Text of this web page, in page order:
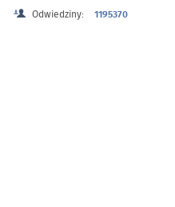
Odwiedziny: 1195370